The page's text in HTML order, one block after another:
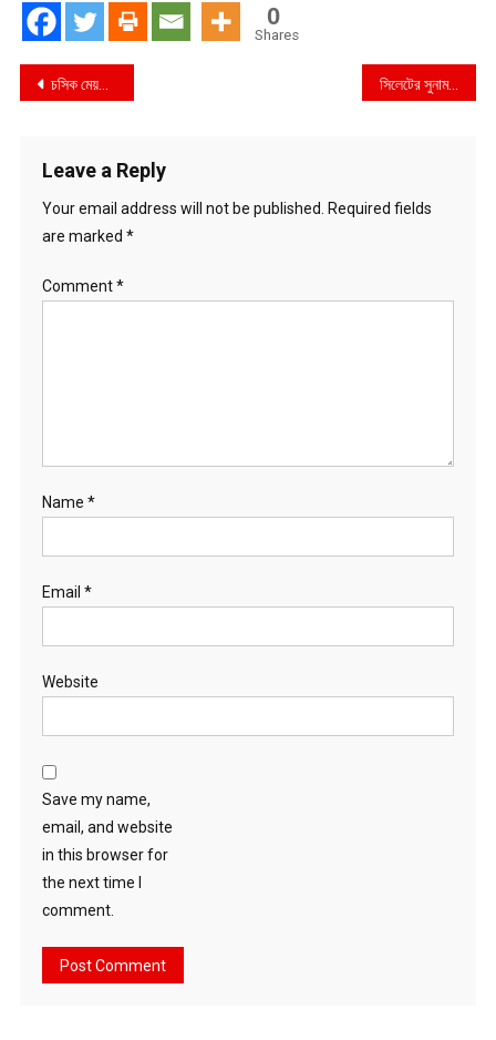
0
Shares
Post
চসিক মেয়রের দায়িত্ব পেলেন বিএনপি নেতা শাহাদাত হোসেন সিলেটের সুনামগঞ্জ-৫ আসনের সাবেক সংসদ সদস্য মুহিবুর রহমান মানিক গ্রেপ্তার
Leave a Reply
Your email address will not be published. Required fields
are marked *
Comment*
Name *
Email *
Website
Save my name,
email, and website
in this browser for
the next time I
comment.